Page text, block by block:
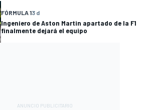
FÓRMULA 13 d
Ingeniero de Aston Martin apartado de la F1
finalmente dejará el equipo